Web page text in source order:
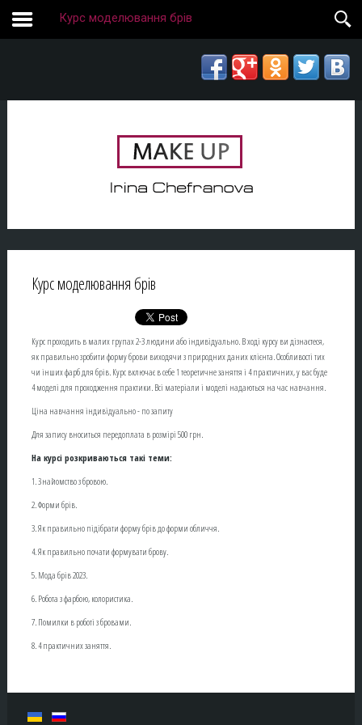
Курс моделювання брів
Курс моделювання брів
Курс проходить в малих групах 2-3 людини або індивідуально. В ході курсу ви дізнаєтеся,
як правильно зробити форму брови виходячи з природних даних клієнта. Особливості тих
чи інших фарб для брів. Курс включає в себе 1 теоретичне заняття і 4 практичних, у вас буде
4 моделі для проходження практики. Всі матеріали і моделі надаються на час навчання.
Ціна навчання індивідуально - по запиту
Для запису вноситься передоплата в розмірі 500 грн.
На курсі розкриваються такі теми:
1. Знайомство з бровою.
2. Форми брів.
3. Як правильно підібрати форму брів до форми обличчя.
4. Як правильно почати формувати брову.
5. Мода брів 2023.
6. Робота з фарбою, колористика.
7. Помилки в роботі з бровами.
8. 4 практичних заняття.